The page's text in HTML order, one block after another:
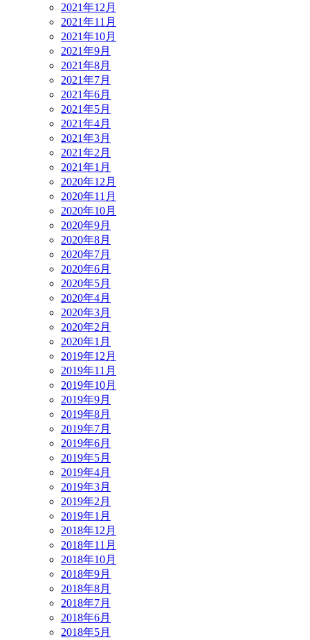
2021年12月
2021年11月
2021年10月
2021年9月
2021年8月
2021年7月
2021年6月
2021年5月
2021年4月
2021年3月
2021年2月
2021年1月
2020年12月
2020年11月
2020年10月
2020年9月
2020年8月
2020年7月
2020年6月
2020年5月
2020年4月
2020年3月
2020年2月
2020年1月
2019年12月
2019年11月
2019年10月
2019年9月
2019年8月
2019年7月
2019年6月
2019年5月
2019年4月
2019年3月
2019年2月
2019年1月
2018年12月
2018年11月
2018年10月
2018年9月
2018年8月
2018年7月
2018年6月
2018年5月